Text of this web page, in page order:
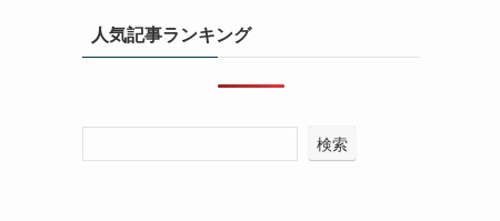
人気記事ランキング
検索